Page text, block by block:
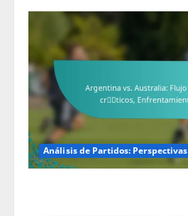
Análisis de Partidos: Perspectivas